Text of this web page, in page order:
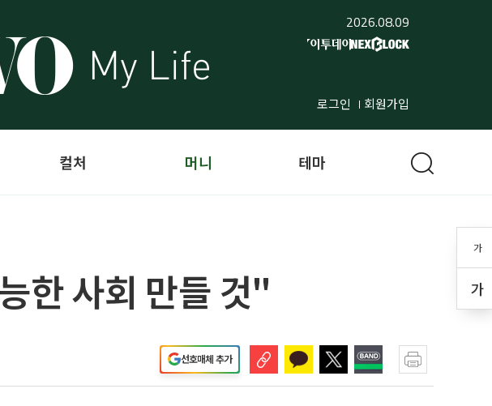
2026.08.09
로그인 회원가입
가
가
컬처 머니 테마
한 사회 만들 것"
선호매체 추가